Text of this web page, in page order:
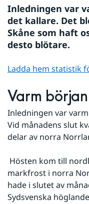
Inledningen var
det kallare. Det
Skåne som haft
desto blötare.
Ladda hem statistik
Varm
Inledningen var
Vid månadens slut
delar av norra
markfrost i norra
hade i slutet av
Sydsvenska